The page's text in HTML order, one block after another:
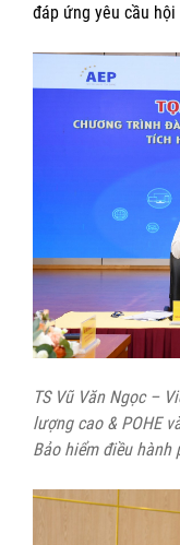
đáp ứng yêu cầu
TS Vũ Văn Ngọc –
lượng cao & POHE
Bảo hiểm điều hành